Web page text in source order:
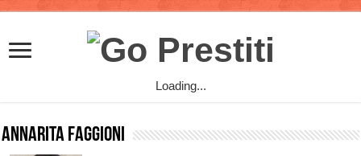
Loading...
Annarita Faggioni